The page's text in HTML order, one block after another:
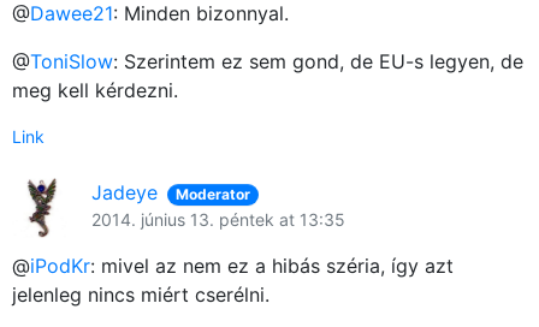
@Dawee21: Minden bizonnyal.
@ToniSlow: Szerintem ez sem gond, de EU-s legyen, de
meg kell kérdezni.
Link
Jadeye Moderator
2014. június 13. péntek at 13:35
@iPodKr: mivel az nem ez a hibás széria, így azt
jelenleg nincs miért cserélni.